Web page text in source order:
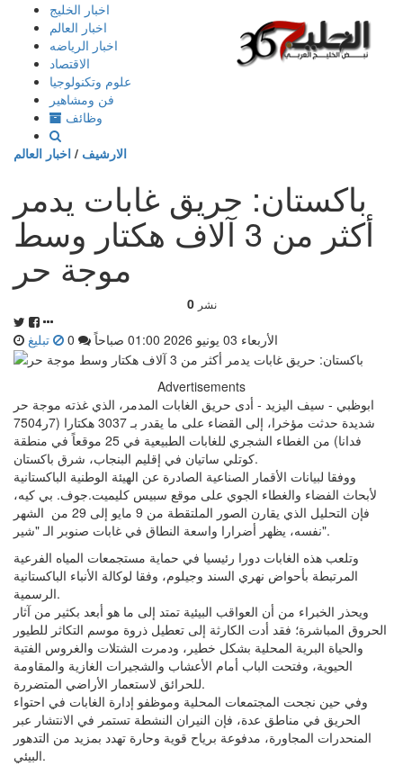
إذهب
المحتوى
اخبار الخليج
اخبار العالم
اخبار الرياضه
الاقتصاد
علوم وتكنولوجيا
فن ومشاهير
وظائف
الارشيف / اخبار العالم
باكستان: حريق غابات يدمر
أكثر من 3 آلاف هكتار وسط
موجة حر
0 نشر
الأربعاء 03 يونيو 2026 01:00 صباحاً تبليغ
Advertisements
ابوظبي - سيف اليزيد - أدى حريق الغابات المدمر، الذي غذته موجة حر
شديدة حدثت مؤخرا، إلى القضاء على ما يقدر بـ 3037 هكتارا (7ر7504
فدانا) من الغطاء الشجري للغابات الطبيعية في 25 موقعاً في منطقة
كوتلي ساتيان في إقليم البنجاب، شرق باكستان.
ووفقا لبيانات الأقمار الصناعية الصادرة عن الهيئة الوطنية الباكستانية
لأبحاث الفضاء والغطاء الجوي على موقع سبيس كليميت.جوف. بي كيه،
فإن التحليل الذي يقارن الصور الملتقطة من 9 مايو إلى 29 من الشهر
نفسه، يظهر أضرارا واسعة النطاق في غابات صنوبر الـ "شير".
وتلعب هذه الغابات دورا رئيسيا في حماية مستجمعات المياه الفرعية
المرتبطة بأحواض نهري السند وجيلوم، وفقا لوكالة الأنباء الباكستانية
الرسمية.
ويحذر الخبراء من أن العواقب البيئية تمتد إلى ما هو أبعد بكثير من آثار
الحروق المباشرة؛ فقد أدت الكارثة إلى تعطيل ذروة موسم التكاثر للطيور
والحياة البرية المحلية بشكل خطير، ودمرت الشتلات والغروس الفتية
الحيوية، وفتحت الباب أمام الأعشاب والشجيرات الغازية والمقاومة
للحرائق لاستعمار الأراضي المتضررة.
وفي حين نجحت المجتمعات المحلية وموظفو إدارة الغابات في احتواء
الحريق في مناطق عدة، فإن النيران النشطة تستمر في الانتشار عبر
المنحدرات المجاورة، مدفوعة برياح قوية وحارة تهدد بمزيد من التدهور
البيئي.